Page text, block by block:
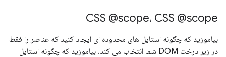
CSS @scope، CSS @scope
بیاموزید که چگونه استایل های محدوده ای ایجاد کنید که عناصر را فقط
در زیر درخت DOM شما انتخاب می کند. بیاموزید که چگونه استایل